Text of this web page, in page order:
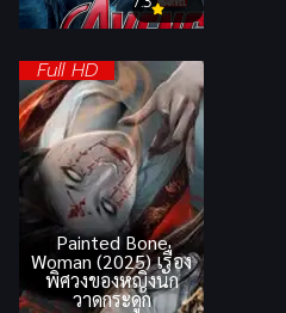
Full HD
Painted Bone
Woman (2025) เรื่อง
พิศวงของหญิงนัก
วาดกระดูก